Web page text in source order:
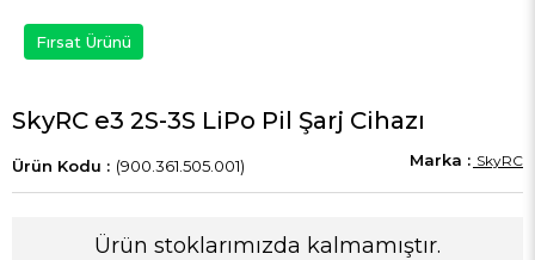
Fırsat Ürünü
SkyRC e3 2S-3S LiPo Pil Şarj Cihazı
(900.361.505.001) SkyRC
Ürün stoklarımızda kalmamıştır.